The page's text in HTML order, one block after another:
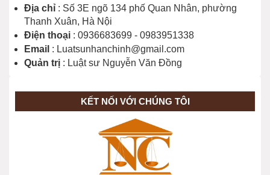
Địa chỉ : Số 3E ngõ 134 phố Quan Nhân, phường
Thanh Xuân, Hà Nội
Điện thoại : 0936683699 - 0983951338
Email : Luatsunhanchinh@gmail.com
Quản trị : Luật sư Nguyễn Văn Đồng
KẾT NỐI VỚI CHÚNG TÔI